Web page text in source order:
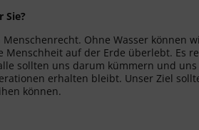
Sie?
Ohne Wasser können
Menschheit auf der Erde überlebt. Es
sollten uns darum kümmern und
erhalten bleibt. Unser Ziel
können.